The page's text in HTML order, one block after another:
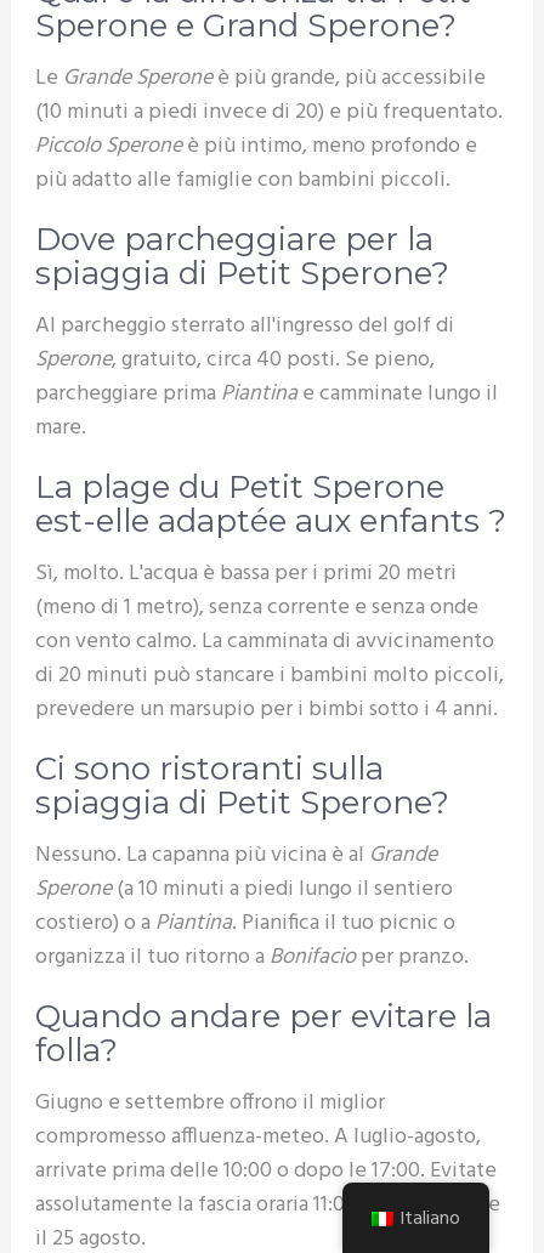
Sperone e Grand Sperone?
Le Grande Speroneè più grande, più accessibile
(10 minuti a piedi invece di 20) e più frequentato.
Piccolo Speroneè più intimo, meno profondo e
più adatto alle famiglie con bambini piccoli.
Dove parcheggiare per la
spiaggia di Petit Sperone?
Al parcheggio sterrato all'ingresso del golf di
Sperone, gratuito, circa 40 posti. Se pieno,
parcheggiare prima Piantinae camminate lungo il
mare.
La plage du Petit Sperone
est-elle adaptée aux enfants ?
Sì, molto. L'acqua è bassa per i primi 20 metri
(meno di 1 metro), senza corrente e senza onde
con vento calmo. La camminata di avvicinamento
di 20 minuti può stancare i bambini molto piccoli,
prevedere un marsupio per i bimbi sotto i 4 anni.
Ci sono ristoranti sulla
spiaggia di Petit Sperone?
Nessuno. La capanna più vicina è al Grande
Sperone(a 10 minuti a piedi lungo il sentiero
costiero) o a Piantina. Pianifica il tuo picnic o
organizza il tuo ritorno a Bonifacioper pranzo.
Quando andare per evitare la
folla?
Giugno e settembre offrono il miglior
compromesso affluenza-meteo. A luglio-agosto,
arrivate prima delle 10:00 o dopo le 17:00. Evitate
assolutamente la fascia oraria 11:00-16:00 tra il 10 e
il 25 agosto.
Italiano